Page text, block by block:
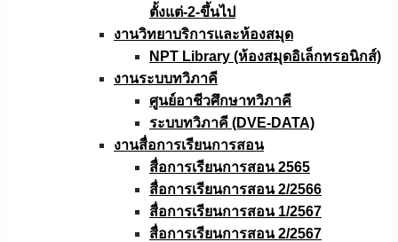
ตั้งแต่-2-ขึ้นไป
งานวิทยาบริการเเละห้องสมุด
NPT Library (ห้องสมุดอิเล็กทรอนิกส์)
งานระบบทวิภาคี
ศูนย์อาชีวศึกษาทวิภาคี
ระบบทวิภาคี (DVE-DATA)
งานสื่อการเรียนการสอน
สื่อการเรียนการสอน 2565
สื่อการเรียนการสอน 2/2566
สื่อการเรียนการสอน 1/2567
สื่อการเรียนการสอน 2/2567